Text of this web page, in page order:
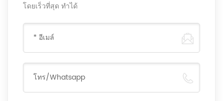
โดยเร็วที่สุด ทำได้